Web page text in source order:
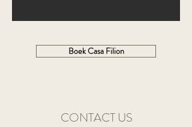
Boek Casa Filion
CONTACT US